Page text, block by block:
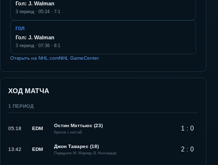
Гол: J. Walman
3 период · 05:24 · 7:1
ГОЛ
Гол: J. Walman
3 период · 07:36 · 8:1
Открыть на NHL.comNHL GameCenter
ХОД МАТЧА
1 ПЕРИОД
05:18 EDM
Остин Мэттьюс (23)
Бросок с кистей 1 : 0
13:42 EDM
Джон Таварес (18)
Передачи: М. Марнер, В. Нюландер 2 : 0